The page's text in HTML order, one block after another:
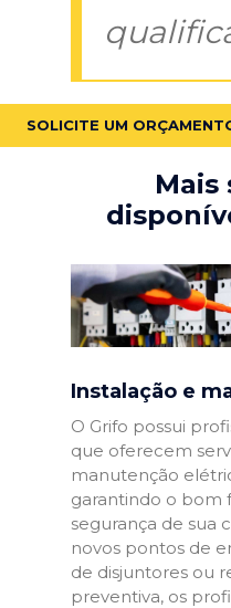
SOLICITE UM
Mais
Instalação e
O Grifo possui
que oferecem
manutenção
garantindo o bom
segurança de sua
novos pontos de
de disjuntores ou
preventiva, os